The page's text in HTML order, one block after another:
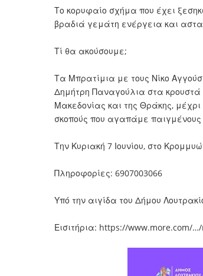
Το κορυφαίο σχήμα που έχει
βραδιά γεμάτη ενέργεια και
Τί θα ακούσουμε;
Τα Μπρατίμια με τους Νίκο
Δημήτρη Παναγούλια στα κρουστά
Μακεδονίας και της Θράκης,
σκοπούς που αγαπάμε παιγμένους
Την Κυριακή 7 Ιουνίου, στο
Πληροφορίες: 6907003066
Υπό την αιγίδα του Δήμου
Εισιτήρια: https://www.more.com/…/